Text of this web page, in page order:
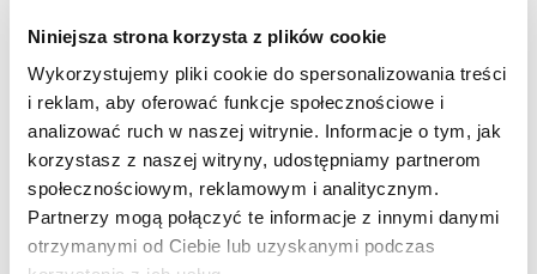
Niniejsza strona korzysta z plików cookie
Wykorzystujemy pliki cookie do spersonalizowania treści
i reklam, aby oferować funkcje społecznościowe i
analizować ruch w naszej witrynie. Informacje o tym, jak
korzystasz z naszej witryny, udostępniamy partnerom
społecznościowym, reklamowym i analitycznym.
Partnerzy mogą połączyć te informacje z innymi danymi
otrzymanymi od Ciebie lub uzyskanymi podczas
28.07.2026
Designer Program
Become our partner